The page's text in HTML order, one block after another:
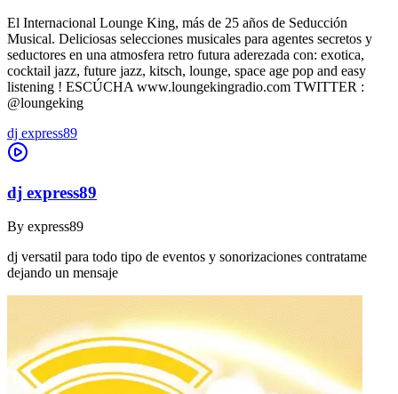
El Internacional Lounge King, más de 25 años de Seducción
Musical. Deliciosas selecciones musicales para agentes secretos y
seductores en una atmosfera retro futura aderezada con: exotica,
cocktail jazz, future jazz, kitsch, lounge, space age pop and easy
listening ! ESCÚCHA www.loungekingradio.com TWITTER :
@loungeking
dj express89
dj express89
By express89
dj versatil para todo tipo de eventos y sonorizaciones contratame
dejando un mensaje